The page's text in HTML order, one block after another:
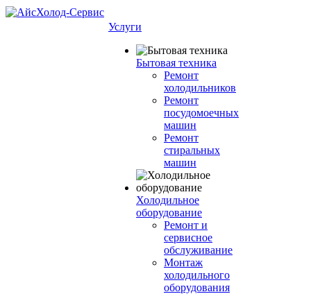
Услуги
Бытовая техника
Ремонт
холодильников
Ремонт
посудомоечных
машин
Ремонт
стиральных
машин
Холодильное
оборудование
Ремонт и
сервисное
обслуживание
Монтаж
холодильного
оборудования